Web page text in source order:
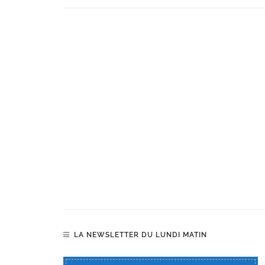
LA NEWSLETTER DU LUNDI MATIN